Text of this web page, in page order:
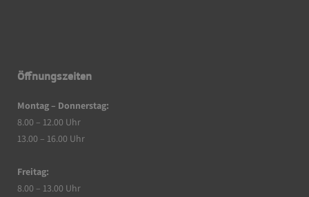
Öffnungszeiten
Montag – Donnerstag:
8.00 – 12.00 Uhr
13.00 – 16.00 Uhr
Freitag:
8.00 – 13.00 Uhr